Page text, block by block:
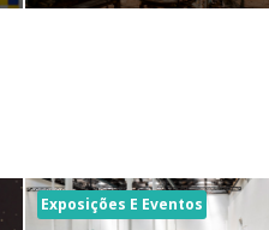
Exposições E Eventos